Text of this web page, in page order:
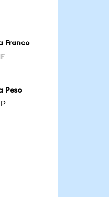
Franco
Peso
₱